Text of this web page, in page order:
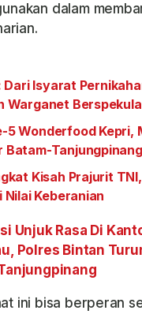
dalam
Dari Isyarat
Warganet
5 Wonderfood Kepri,
Batam-Tanjungpinang
Kisah Prajurit
Nilai Keberanian
Unjuk Rasa Di
Polres Bintan
ini bisa berperan